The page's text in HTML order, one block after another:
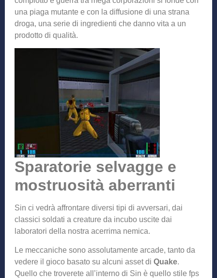
una piaga mutante e con la diffusione di una strana
droga, una serie di ingredienti che danno vita a un
prodotto di qualità.
Sparatorie selvagge e
mostruosità aberranti
Sin ci vedrà affrontare diversi tipi di avversari, dai
classici soldati a creature da incubo uscite dai
laboratori della nostra acerrima nemica.
Le meccaniche sono assolutamente arcade, tanto da
vedere il gioco basato su alcuni asset di Quake.
Quello che troverete all’interno di Sin è quello stile fps